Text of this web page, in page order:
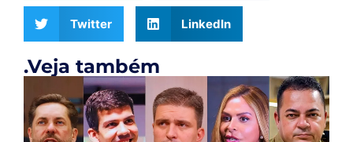
Twitter LinkedIn
.Veja também